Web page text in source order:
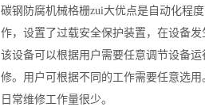
碳钢防腐机械格栅zui大优点是自动化程
作，设置了过载安全保护装置，在设备
该设备可以根据用户需要任意调节设备
修。用户可根据不同的工作需要任意选
日常维修工作量很少。